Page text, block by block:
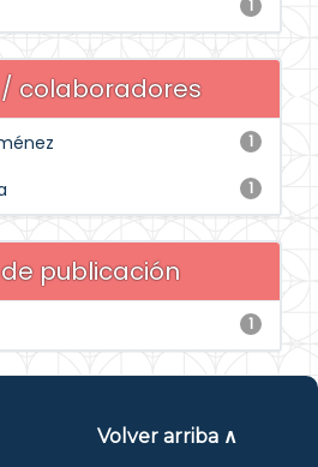
1
colaboradores
1
1
publicación
1
Volver arriba ∧